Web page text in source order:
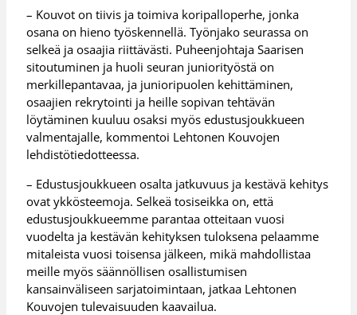
– Kouvot on tiivis ja toimiva koripalloperhe, jonka
osana on hieno työskennellä. Työnjako seurassa on
selkeä ja osaajia riittävästi. Puheenjohtaja Saarisen
sitoutuminen ja huoli seuran juniorityöstä on
merkillepantavaa, ja junioripuolen kehittäminen,
osaajien rekrytointi ja heille sopivan tehtävän
löytäminen kuuluu osaksi myös edustusjoukkueen
valmentajalle, kommentoi Lehtonen Kouvojen
lehdistötiedotteessa.
– Edustusjoukkueen osalta jatkuvuus ja kestävä kehitys
ovat ykkösteemoja. Selkeä tosiseikka on, että
edustusjoukkueemme parantaa otteitaan vuosi
vuodelta ja kestävän kehityksen tuloksena pelaamme
mitaleista vuosi toisensa jälkeen, mikä mahdollistaa
meille myös säännöllisen osallistumisen
kansainväliseen sarjatoimintaan, jatkaa Lehtonen
Kouvojen tulevaisuuden kaavailua.